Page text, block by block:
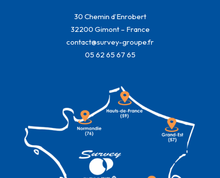
30 Chemin d’Enrobert
32200 Gimont – France
contact@survey-groupe.fr
05 62 65 67 65